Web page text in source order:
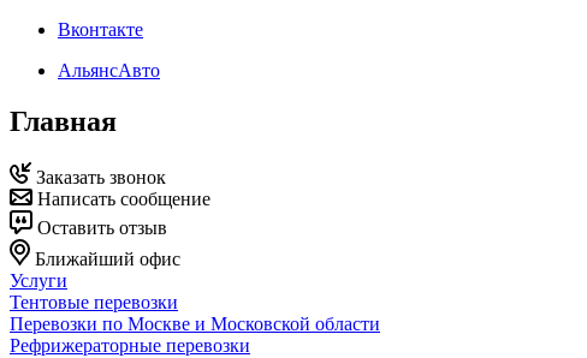
Вконтакте
АльянсАвто
Главная
Заказать звонок
Написать сообщение
Оставить отзыв
Ближайший офис
Услуги
Тентовые перевозки
Перевозки по Москве и Московской области
Рефрижераторные перевозки